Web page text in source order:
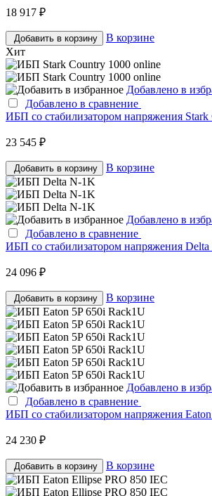
18 917 ₽
Добавить в корзину
В корзине
Хит
Добавлено в
Добавлено в сравнение
ИБП со стабилизатором напряжения Stark
23 545 ₽
Добавить в корзину В корзине
Добавлено в
Добавлено в сравнение
ИБП со стабилизатором напряжения
24 096 ₽
Добавить в корзину В корзине
Добавлено в
Добавлено в сравнение
ИБП со стабилизатором напряжения
24 230 ₽
Добавить в корзину В корзине